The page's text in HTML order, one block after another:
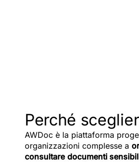
Perché
AWDoc è la piattaforma
organizzazioni complesse a
consultare documenti